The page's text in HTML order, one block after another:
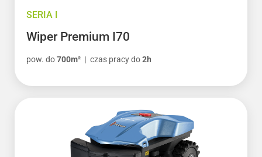
SERIA I
Wiper Premium I70
pow. do700m² | czas pracy do2h